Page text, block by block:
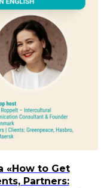
«How to Get
Partners: